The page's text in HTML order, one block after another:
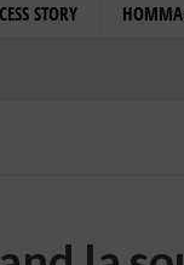
STORY